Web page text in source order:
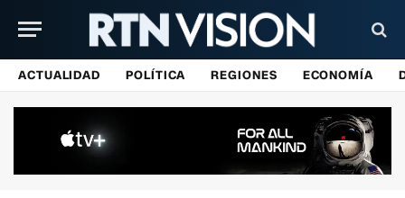
ACTUALIDAD POLÍTICA REGIONES ECONOMÍA